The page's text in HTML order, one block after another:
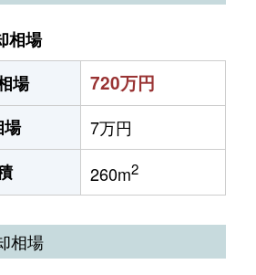
相場
場
720万円
7万円
260m2
相場